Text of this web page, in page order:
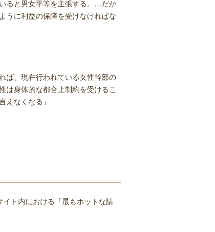
ると男女平等を主張する。…だか
うに利益の保障を受けなければな
ば、現在行われている女性幹部の
は身体的な都合上制約を受けるこ
えなくなる」
イト内における「最もホットな請